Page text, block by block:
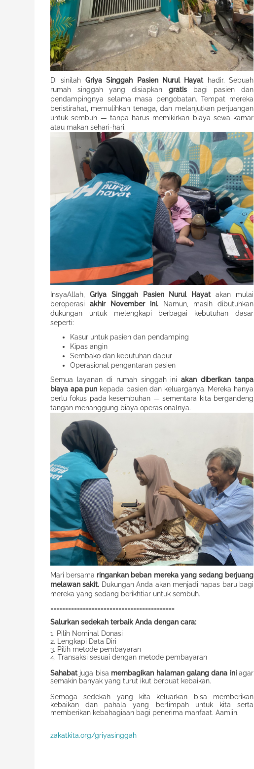
Di sinilah Griya Singgah Pasien Nurul Hayathadir. Sebuah
rumah singgah yang disiapkan gratisbagi pasien dan
pendampingnya selama masa pengobatan. Tempat mereka
beristirahat, memulihkan tenaga, dan melanjutkan perjuangan
untuk sembuh — tanpa harus memikirkan biaya sewa kamar
atau makan sehari-hari.
InsyaAllah, Griya Singgah Pasien Nurul Hayatakan mulai
beroperasi akhir November ini.
Namun, masih dibutuhkan
dukungan untuk melengkapi berbagai kebutuhan dasar
seperti:
Kasur untuk pasien dan pendamping
Kipas angin
Sembako dan kebutuhan dapur
Operasional pengantaran pasien
Semua layanan di rumah singgah iniakan diberikan tanpa
biaya apa pun kepada pasien dan keluarganya. Mereka hanya
perlu fokus pada kesembuhan — sementara kita bergandeng
tangan menanggung biaya operasionalnya.
Mari bersama ringankan beban mereka yang sedang berjuang
melawan sakit. Dukungan Anda akan menjadi napas baru bagi
mereka yang sedang berikhtiar untuk sembuh.
==========================================
Salurkan sedekah terbaik Anda dengan cara:
1. Pilih Nominal Donasi
2. Lengkapi Data Diri
3. Pilih metode pembayaran
4. Transaksi sesuai dengan metode pembayaran
Sahabatjuga bisa membagikan halaman galang dana iniagar
semakin banyak yang turut ikut berbuat kebaikan.
Semoga sedekah yang kita keluarkan bisa memberikan
kebaikan dan pahala yang berlimpah untuk kita serta
memberikan kebahagiaan bagi penerima manfaat. Aamiin.
zakatkita.org/griyasinggah